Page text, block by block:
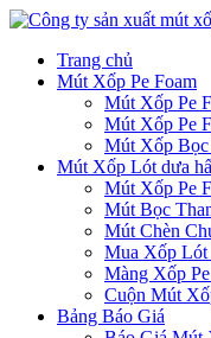
Chuyển
phần
Trang chủ
Mút Xốp Pe Foam
Mút Xốp Pe
Mút Xốp Pe
Mút Xốp
Mút Xốp Lót dưa
Mút Xốp Pe
Mút Bọc
Mút Chèn
Mua Xốp Lót
Màng Xốp
Cuộn Mút
Bảng Báo Giá